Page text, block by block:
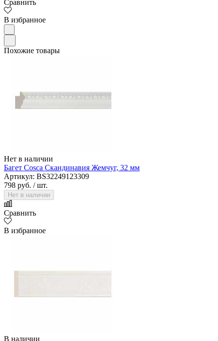
Сравнить
В избранное
Похожие товары
Нет в наличии
Багет Cosca Скандинавия Жемчуг, 32 мм
Артикул: BS32249123309
798 руб. / шт.
Нет в наличии
Сравнить
В избранное
В наличии